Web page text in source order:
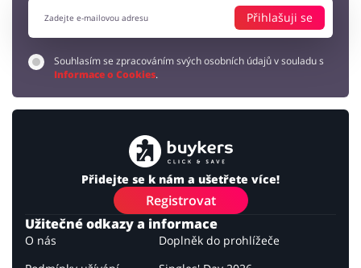
Přihlašuji se
Souhlasím se zpracováním svých osobních údajů v souladu s
Informace o Cookies.
Přidejte se k nám a ušetřete více!
Registrovat
Užitečné odkazy a informace
O nás
Doplněk do prohlížeče